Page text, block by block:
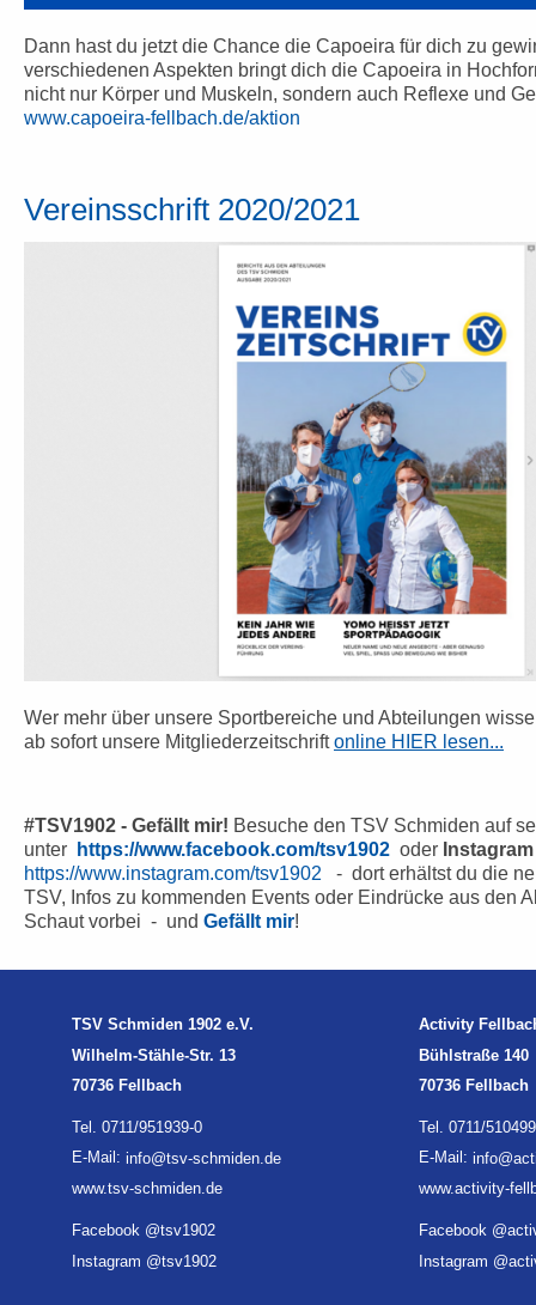
Dann hast du jetzt die Chance die Capoeira für dich zu
verschiedenen Aspekten bringt dich die Capoeira in
nicht nur Körper und Muskeln, sondern auch Reflexe und
www.capoeira-fellbach.de/aktion
Vereinsschrift 2020/2021
Wer mehr über unsere Sportbereiche und Abteilungen
ab sofort unsere Mitgliederzeitschriftonline HIER lesen...
#TSV1902 - Gefällt mir! Besuche den TSV Schmiden auf
unter
https://www.facebook.com/tsv1902 oder
https://www.instagram.com/tsv1902 - dort erhältst du die
TSV, Infos zu kommenden Events oder Eindrücke aus den
Schaut vorbei - und Gefällt mir!
TSV Schmiden 1902 e.V.
Wilhelm-Stähle-Str. 13
70736 Fellbach
Tel. 0711/951939-0
E-Mail: info@tsv-schmiden.de
www.tsv-schmiden.de
Facebook @tsv1902
Instagram @tsv1902
Activity
Bühlstraße 140
70736 Fellbach
Tel. 0711/
E-Mail:
www.activity-
Facebook
Instagram